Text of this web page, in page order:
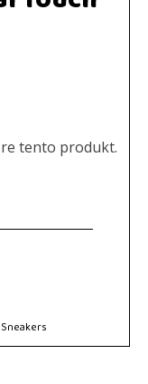
tento produkt.
Sneakers